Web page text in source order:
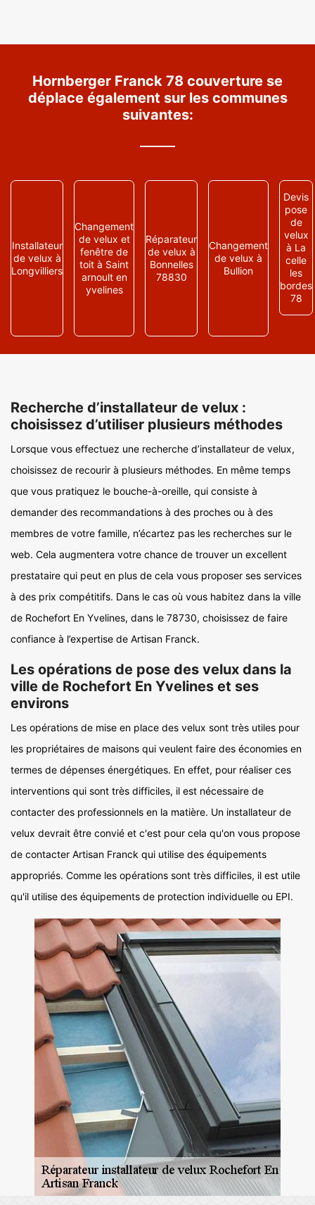
Hornberger Franck 78 couverture se
déplace également sur les communes
suivantes:
Installateur
de velux à
Longvilliers
Changement
de velux et
fenêtre de
toit à Saint
arnoult en
yvelines
Réparateur
de velux à
Bonnelles
78830
Changement
de velux à
Bullion
Devis
pose
de
velux
à La
celle
les
bordes
78
Recherche d’installateur de velux :
choisissez d’utiliser plusieurs méthodes
Lorsque vous effectuez une recherche d’installateur de velux,
choisissez de recourir à plusieurs méthodes. En même temps
que vous pratiquez le bouche-à-oreille, qui consiste à
demander des recommandations à des proches ou à des
membres de votre famille, n’écartez pas les recherches sur le
web. Cela augmentera votre chance de trouver un excellent
prestataire qui peut en plus de cela vous proposer ses services
à des prix compétitifs. Dans le cas où vous habitez dans la ville
de Rochefort En Yvelines, dans le 78730, choisissez de faire
confiance à l’expertise de Artisan Franck.
Les opérations de pose des velux dans la
ville de Rochefort En Yvelines et ses
environs
Les opérations de mise en place des velux sont très utiles pour
les propriétaires de maisons qui veulent faire des économies en
termes de dépenses énergétiques. En effet, pour réaliser ces
interventions qui sont très difficiles, il est nécessaire de
contacter des professionnels en la matière. Un installateur de
velux devrait être convié et c'est pour cela qu'on vous propose
de contacter Artisan Franck qui utilise des équipements
appropriés. Comme les opérations sont très difficiles, il est utile
qu'il utilise des équipements de protection individuelle ou EPI.